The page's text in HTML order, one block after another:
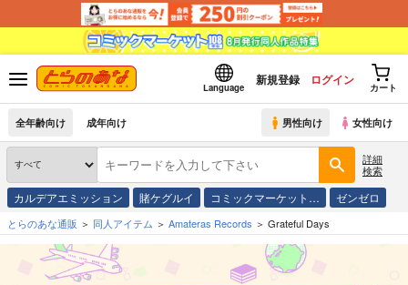
Language
新規登録 ログイン
カート
全年齢向け 成年向け 男性向け 女性向け
詳細
検索
カルデアエミッション 賭ケグルイ コミックマーケット… ゼンゼロ
とらのあな通販 同人アイテム Amateras Records Grateful Days